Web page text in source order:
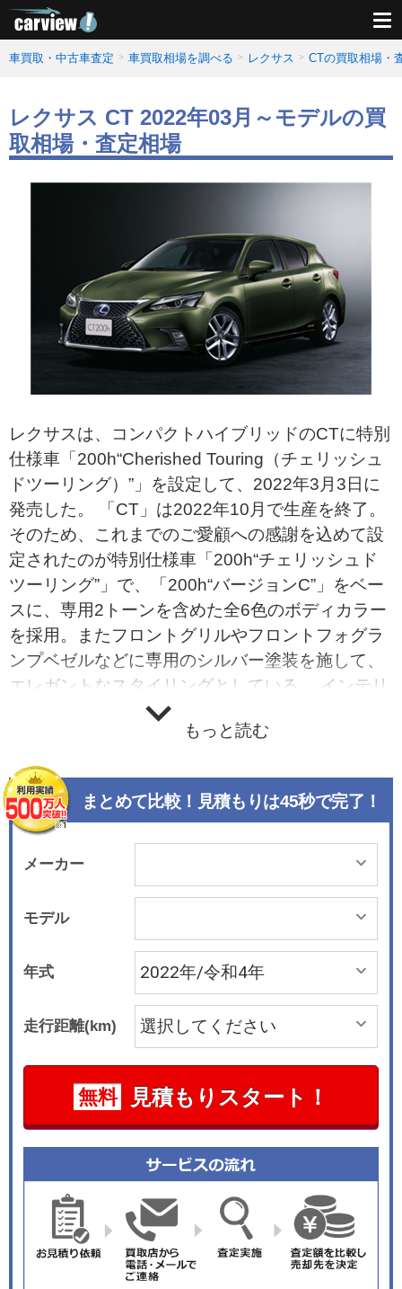
車買取・中古車査定 車買取相場を調べる レクサス CTの買取相場・
レクサス CT 2022年03月～モデルの買
取相場・査定相場
レクサスは、コンパクトハイブリッドのCTに特別
仕様車「200h“Cherished Touring（チェリッシュ
ドツーリング）”」を設定して、2022年3月3日に
発売した。 「CT」は2022年10月で生産を終了。
そのため、これまでのご愛顧への感謝を込めて設
定されたのが特別仕様車「200h“チェリッシュド
ツーリング”」で、「200h“バージョンC”」をベー
スに、専用2トーンを含めた全6色のボディカラー
を採用。またフロントグリルやフロントフォグラ
ンプベゼルなどに専用のシルバー塗装を施して、
エレガントなスタイリングとしている。 インテリ
アは、シートに特別仕様車専用クリムゾン＆ブラ
ック・クリムゾンステッチを採用。ドアトリムや
るクリムゾンステッチを施すことで、上質さを際
立たせた。またステアリングヒーターやシートヒ
ーターを標準装備して、快適性を向上した。
もっと読む
まとめて比較！見積もりは45秒で完了！
メーカー
モデル
年式
走行距離(km)
無料 見積もりスタート！